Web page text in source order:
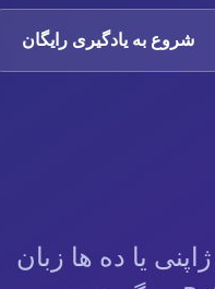
شروع به یادگیری رایگان
یا ده ها زبان